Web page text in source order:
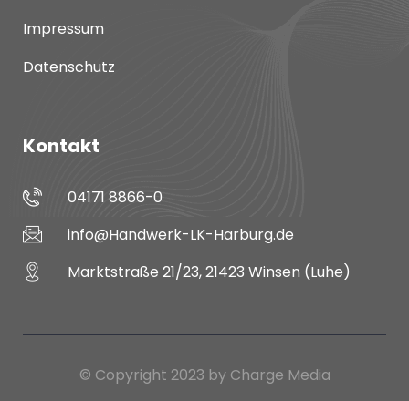
Impressum
Datenschutz
Kontakt
04171 8866-0
info@Handwerk-LK-Harburg.de
Marktstraße 21/23, 21423 Winsen (Luhe)
© Copyright 2023 by Charge Media